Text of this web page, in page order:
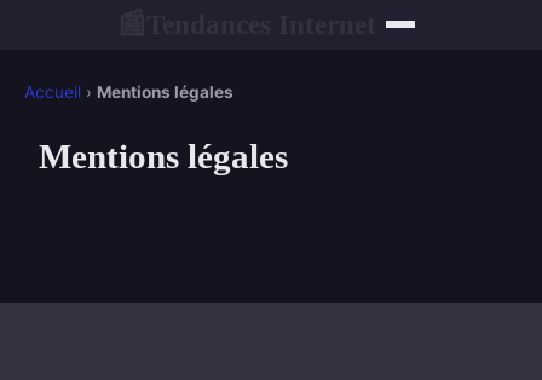
Accueil › Mentions légales
Mentions légales